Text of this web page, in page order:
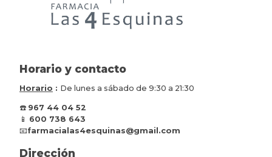
Horario y contacto
Horario : De lunes a sábado de 9:30 a 21:30
☎️ 967 44 04 52
📱 600 738 643
📧farmacialas4esquinas@gmail.com
Dirección